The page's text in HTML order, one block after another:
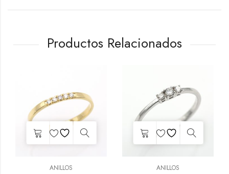
Productos Relacionados
ANILLOS ANILLOS